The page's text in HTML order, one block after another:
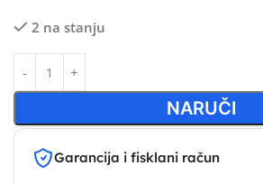
2 na stanju
NARUČI
Garancija i fisklani račun